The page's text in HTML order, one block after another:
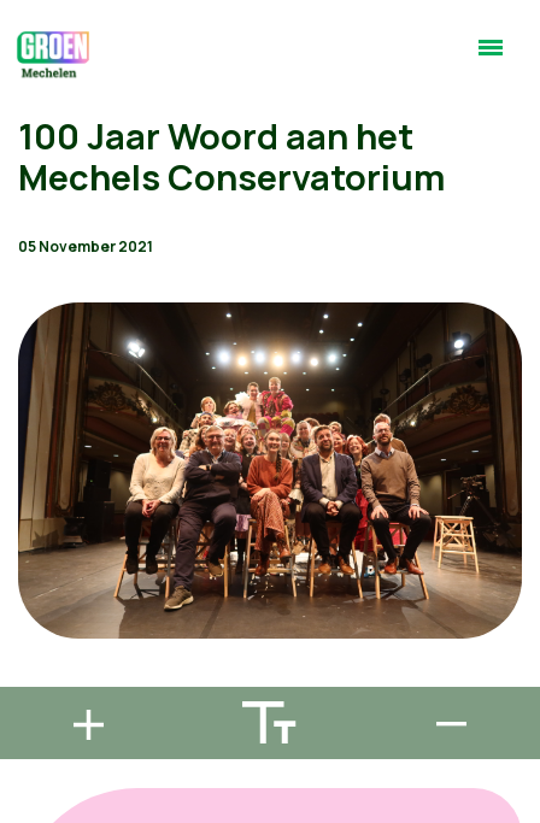
100 Jaar Woord aan het
Mechels Conservatorium
05 November 2021